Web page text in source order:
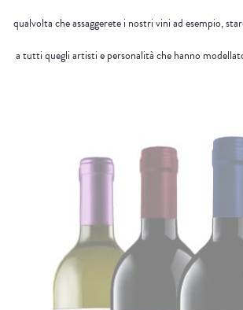
qualvolta che assaggerete i nostri vini ad esempio,
a tutti quegli artisti e personalità che hanno